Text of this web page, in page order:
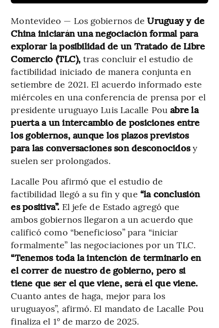
Montevideo — Los gobiernos deUruguay y de
China iniciarán una negociación formal para
explorar la posibilidad de un Tratado de Libre
Comercio (TLC), tras concluir el estudio de
factibilidad iniciado de manera conjunta en
setiembre de 2021. El acuerdo informado este
miércoles en una conferencia de prensa por el
presidente uruguayo Luis Lacalle Pouabre la
puerta a un intercambio de posiciones entre
los gobiernos, aunque los plazos previstos
para las conversaciones son desconocidosy
suelen ser prolongados.
Lacalle Pou afirmó que el estudio de
factibilidad llegó a su fin y que “la conclusión
es positiva”. El jefe de Estado agregó que
ambos gobiernos llegaron a un acuerdo que
calificó como “beneficioso” para “iniciar
formalmente” las negociaciones por un TLC.
“Tenemos toda la intención de terminarlo en
el correr de nuestro de gobierno, pero si
tiene que ser el que viene, será el que viene.
Cuanto antes de haga, mejor para los
uruguayos”, afirmó. El mandato de Lacalle Pou
finaliza el 1° de marzo de 2025.